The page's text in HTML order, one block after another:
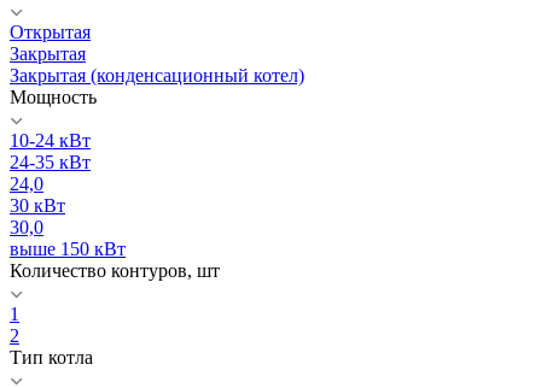
Открытая
Закрытая
Закрытая (конденсационный котел)
Мощность
10-24 кВт
24-35 кВт
24,0
30 кВт
30,0
выше 150 кВт
Количество контуров, шт
1
2
Тип котла